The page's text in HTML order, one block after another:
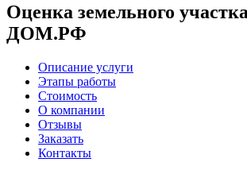
Оценка земельного
ДОМ.РФ
Описание услуги
Этапы работы
Стоимость
О компании
Отзывы
Заказать
Контакты